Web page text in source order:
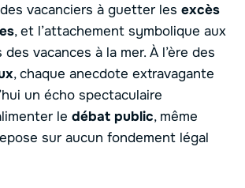
vacanciers à guetter les excès
, et l’attachement symbolique aux
vacances à la mer. À l’ère des
, chaque anecdote extravagante
un écho spectaculaire
le débat public, même
sur aucun fondement légal